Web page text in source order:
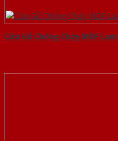
Cửa Gỗ Chống Cháy MDF